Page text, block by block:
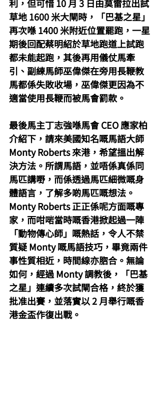
利，但可惜 10 月 3 日由莫雷拉出試
草地 1600 米大閘時，「巴基之星」
再次喺 1400 米附近位置罷跑，一星
期後回配蔡明紹於草地跑道上試跑
都未能起跑，其後再用儀仗馬牽
引、副練馬師巫偉傑在旁用長鞭教
馬都係失敗收場，巫偉傑更因為不
適當使用長鞭而被馬會罰款。
最後馬主丁志強喺馬會 CEO 應家柏
介紹下，請來美國知名嘅馬語大師
Monty Roberts 來港，希望搵出解
決方法。所謂馬語，並唔係真係同
馬匹講嘢，而係透過馬匹細微嘅身
體語言，了解多啲馬匹嘅想法。
Monty Roberts 正正係呢方面嘅專
家，而咁啱當時嘅香港掀起過一陣
「動物傳心師」嘅熱話，令人不禁
質疑 Monty 嘅馬語技巧，畢竟兩件
事性質相近，時間線亦脗合。無論
如何，經過 Monty 調教後，「巴基
之星」連續多次試閘合格，終於獲
批准出賽，並落實以 2 月舉行嘅香
港金盃作復出戰。